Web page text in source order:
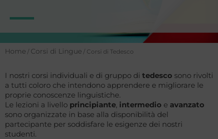
Home / Corsi di Lingue / Corsi di Tedesco
I nostri corsi individuali e di gruppo di tedesco sono rivolti
a tutti coloro che intendono apprendere e migliorare le
proprie conoscenze linguistiche.
Le lezioni a livello principiante, intermedio e avanzato
sono organizzate in base alla disponibilità del
partecipante per soddisfare le esigenze dei nostri
studenti.